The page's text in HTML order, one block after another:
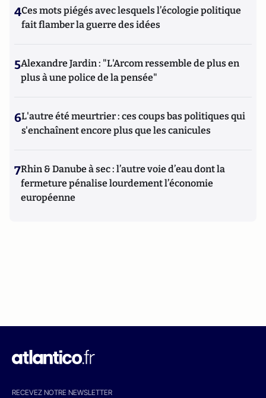
4Ces mots piégés avec lesquels l’écologie politique
fait flamber la guerre des idées
5Alexandre Jardin : "L'Arcom ressemble de plus en
plus à une police de la pensée"
6L'autre été meurtrier : ces coups bas politiques qui
s'enchaînent encore plus que les canicules
7Rhin & Danube à sec : l’autre voie d’eau dont la
fermeture pénalise lourdement l’économie
européenne
RECEVEZ NOTRE NEWSLETTER